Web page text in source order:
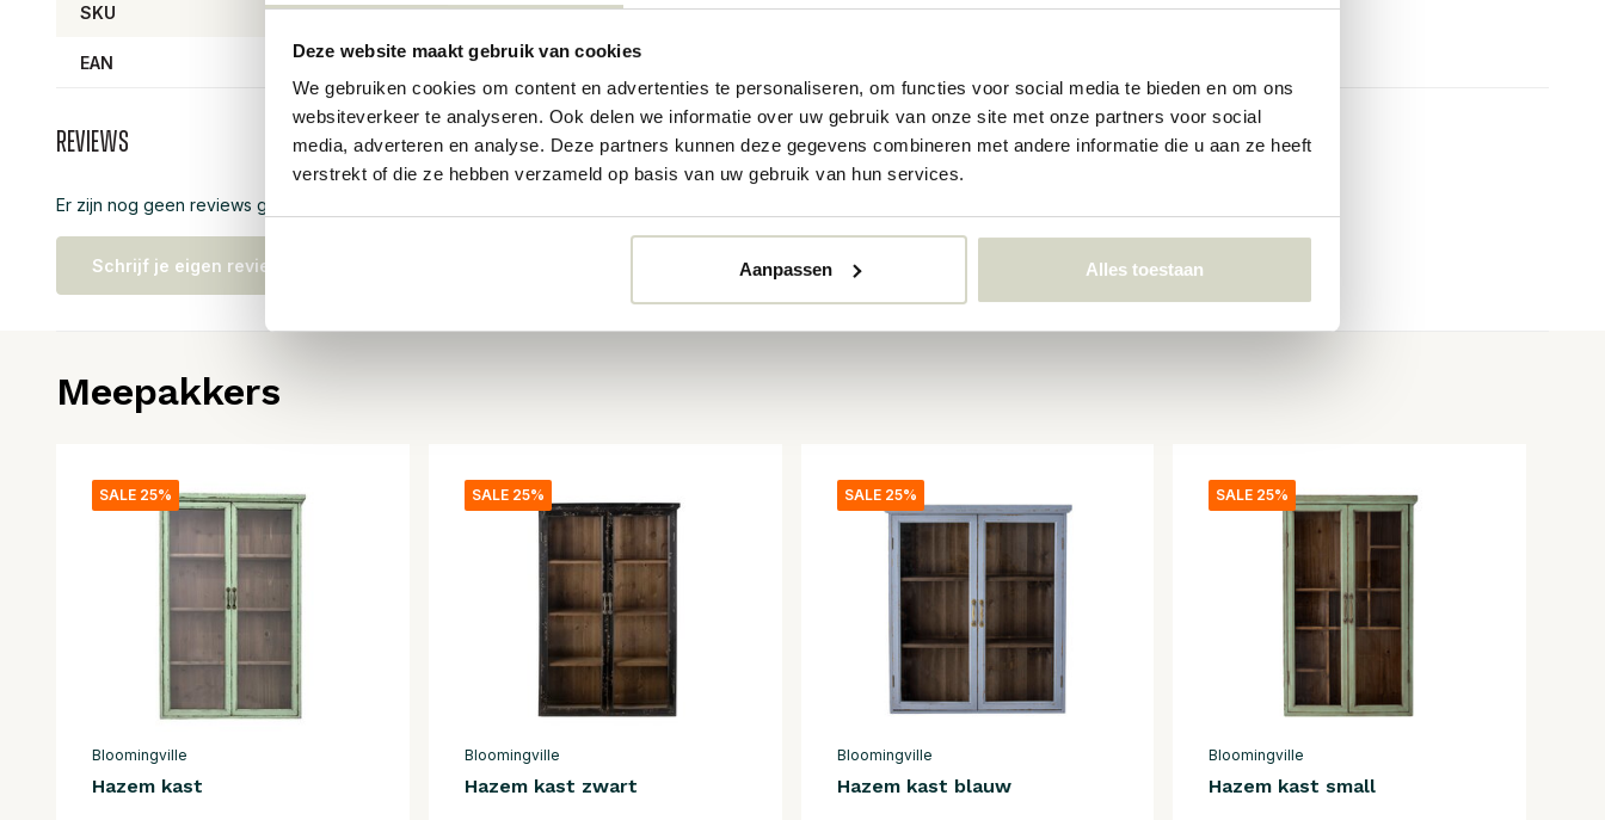
Deze website maakt gebruik van cookies
We gebruiken cookies om content en advertenties te personaliseren, om functies voor social media te bieden en om ons
websiteverkeer te analyseren. Ook delen we informatie over uw gebruik van onze site met onze partners voor social
media, adverteren en analyse. Deze partners kunnen deze gegevens combineren met andere informatie die u aan ze heeft
verstrekt of die ze hebben verzameld op basis van uw gebruik van hun services.
Aanpassen Alles toestaan
SKU 82065164
EAN 5711173353941
Reviews
Er zijn nog geen reviews geschreven over dit product..
Schrijf je eigen review
Meepakkers
SALE 25%
Bloomingville
Hazem kast
SALE 25%
Bloomingville
Hazem kast zwart
SALE 25%
Bloomingville
Hazem kast blauw
SALE 25%
Bloomingville
Hazem kast small